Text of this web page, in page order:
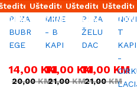
KM
14,00 KM
20,00KM
Uštedite
7,00KM
14,00 KM
21,00KM
Uštedite
7,00 KM
14,00 KM
21,00KM
Uštedite
6,00KM